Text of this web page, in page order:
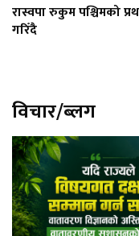
रास्वपा रुकुम पश्चिमको
गरिँदै
विचार/ब्लग